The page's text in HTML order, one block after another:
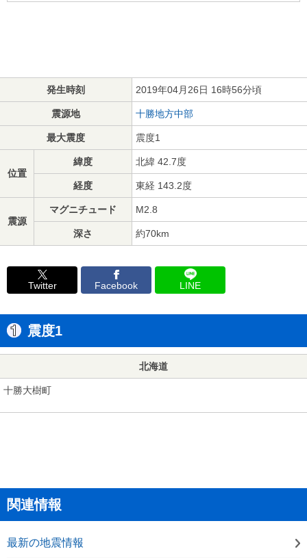
発生時刻 2019年04月26日 16時56分頃
震源地 十勝地方中部
最大震度 震度1
位置
緯度 北緯 42.7度
経度 東経 143.2度
震源
マグニチュード M2.8
深さ 約70km
Twitter Facebook LINE
震度1
北海道
十勝大樹町
関連情報
最新の地震情報